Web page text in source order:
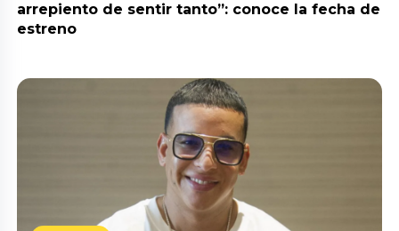
arrepiento de sentir tanto”: conoce la fecha de
estreno